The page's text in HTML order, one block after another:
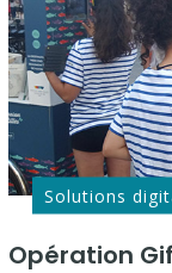
Solutions
Opération